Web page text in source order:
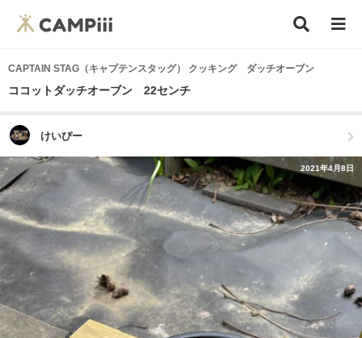
CAPTAIN STAG（キャプテンスタッグ） クッキング ダッチオーブン
ココットダッチオーブン 22センチ
けいぴー
2021年4月8日